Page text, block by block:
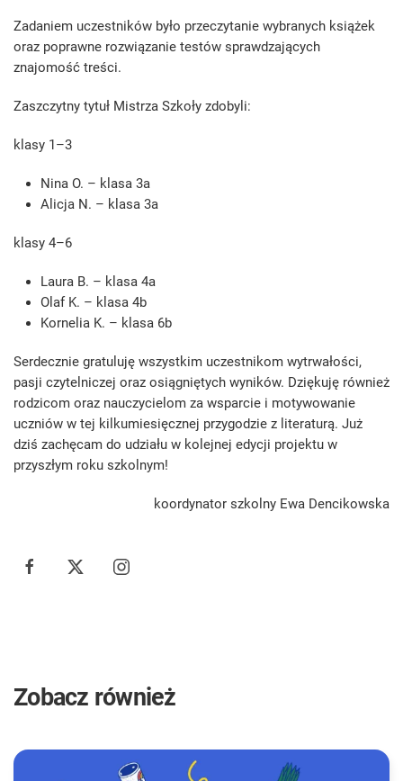
Zadaniem uczestników było przeczytanie wybranych książek
oraz poprawne rozwiązanie testów sprawdzających
znajomość treści.
Zaszczytny tytuł Mistrza Szkoły zdobyli:
klasy 1–3
Nina O. – klasa 3a
Alicja N. – klasa 3a
klasy 4–6
Laura B. – klasa 4a
Olaf K. – klasa 4b
Kornelia K. – klasa 6b
Serdecznie gratuluję wszystkim uczestnikom wytrwałości,
pasji czytelniczej oraz osiągniętych wyników. Dziękuję również
rodzicom oraz nauczycielom za wsparcie i motywowanie
uczniów w tej kilkumiesięcznej przygodzie z literaturą. Już
dziś zachęcam do udziału w kolejnej edycji projektu w
przyszłym roku szkolnym!
koordynator szkolny Ewa Dencikowska
Zobacz również